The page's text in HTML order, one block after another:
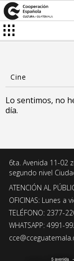
Lo sentimos, no
día.
6ta. Avenida 11-02
segundo nivel
ATENCIÓN AL
OFICINAS: Lunes a
TELÉFONO: 2377-
WHATSAPP: 4991-